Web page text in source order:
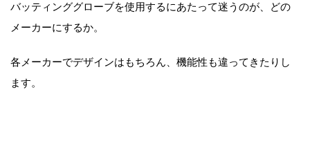
バッティンググローブを使用するにあたって迷うのが、どの
メーカーにするか。
各メーカーでデザインはもちろん、機能性も違ってきたりし
ます。